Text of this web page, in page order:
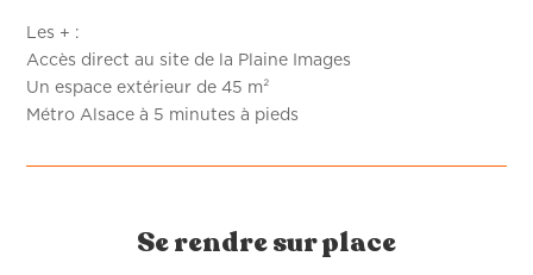
Les + :
Accès direct au site de la Plaine Images
Un espace extérieur de 45 m²
Métro Alsace à 5 minutes à pieds
Se rendre sur place